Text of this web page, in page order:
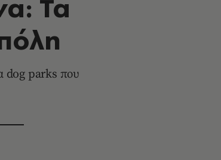
Τα
dog parks που